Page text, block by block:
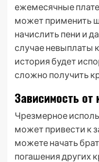
ежемесячные
может применить
начислить пени и
случае невыплаты
история будет
сложно получить
Зависимость от
Чрезмерное
может привести к
можете начать
погашения других